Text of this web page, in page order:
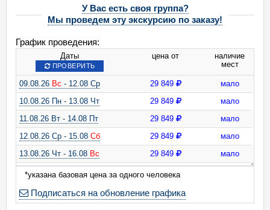
У Вас есть своя группа?
Мы проведем эту экскурсию по заказу!
График проведения:
Даты
ПРОВЕРИТЬ
цена от
наличие
мест
09.08.26 Вс - 12.08 Ср 29 849
мало
10.08.26 Пн - 13.08 Чт
29 849
мало
11.08.26 Вт - 14.08 Пт
29 849
мало
12.08.26 Ср - 15.08 Сб 29 849
мало
13.08.26 Чт - 16.08 Вс 29 849
мало
14.08.26 Пт - 17.08 Пн
29 849
15.08.26
29 849
16.08.26Вс- 19.08 Ср 29 849
мало
*указана базовая цена за одного человека
Подписаться на обновление графика